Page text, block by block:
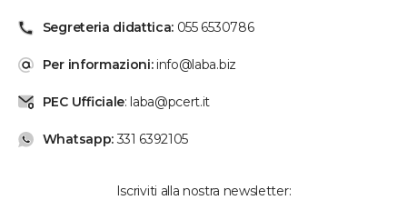
Segreteria didattica: 055 6530786
Per informazioni:info@laba.biz
PEC Ufficiale: laba@pcert.it
Whatsapp:331 6392105
Iscriviti alla nostra newsletter: